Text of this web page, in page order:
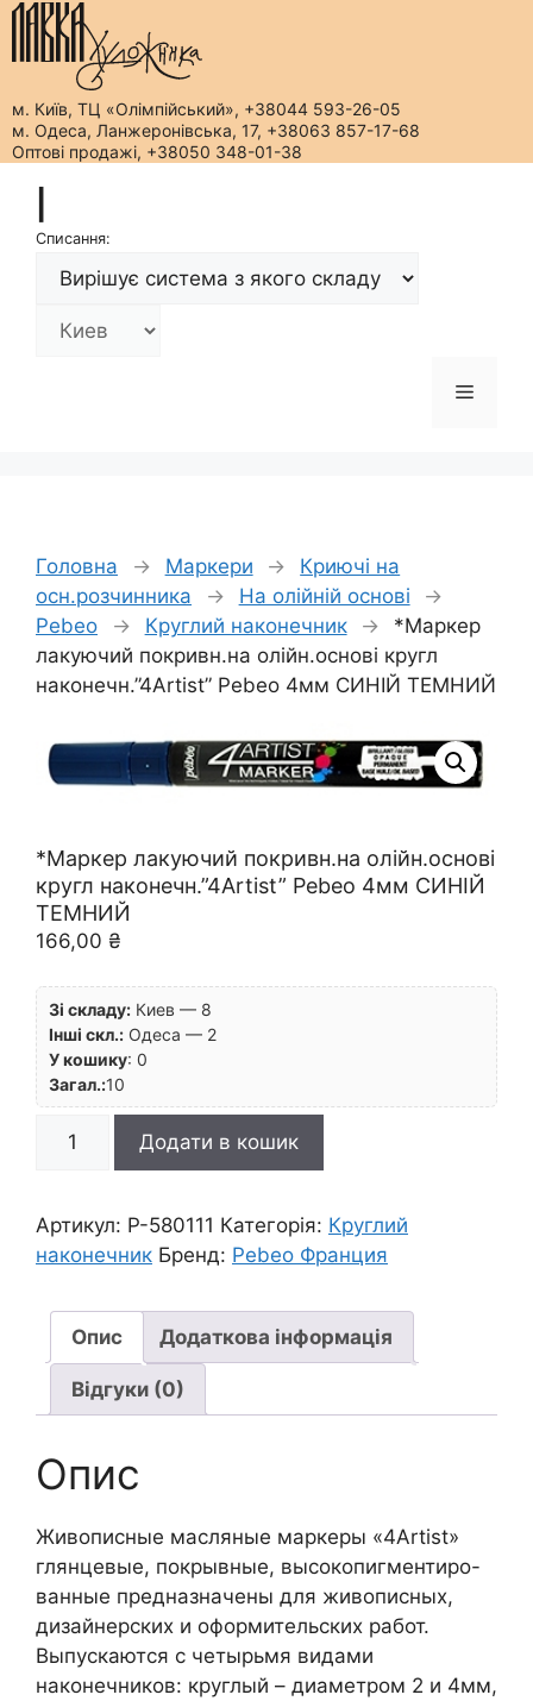
м. Київ, ТЦ «Олімпійський», +38044 593-26-05
м. Одеса, Ланжеронівська, 17, +38063 857-17-68
Оптові продажі, +38050 348-01-38
вмістуСписання:
Меню
Головна → Маркери →
Криючі на
осн.розчинника
→ На олійній основі
→
Pebeo
→ Круглий наконечник →
*Маркер
лакуючий покривн.на олійн.основі кругл
наконечн.”4Artist” Pebeo 4мм СИНІЙ ТЕМНИЙ
*Маркер лакуючий покривн.на олійн.основі
кругл наконечн.”4Artist” Pebeo 4мм СИНІЙ
ТЕМНИЙ
166,00 ₴
Зі складу: Киев — 8
Інші скл.: Одеса — 2
У кошику: 0
Загал.:10
*Маркер
олійн.основі
кругл
Pebeo
4мм
СИНІЙ
ТЕМНИЙ
Додати в кошик
Артикул: P-580111 Категорія: Круглий
наконечник Бренд: Pebeo Франция
Опис Додаткова інформація
Відгуки (0)
Опис
Живописные масляные маркеры «4Artist»
глянцевые, покрывные, высокопигментиро-
ванные предназначены для живописных,
дизайнерских и оформительских работ.
Выпускаются с четырьмя видами
наконечников: круглый – диаметром 2 и 4мм,